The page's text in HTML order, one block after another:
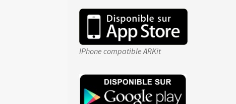
IPhone compatible ARKit